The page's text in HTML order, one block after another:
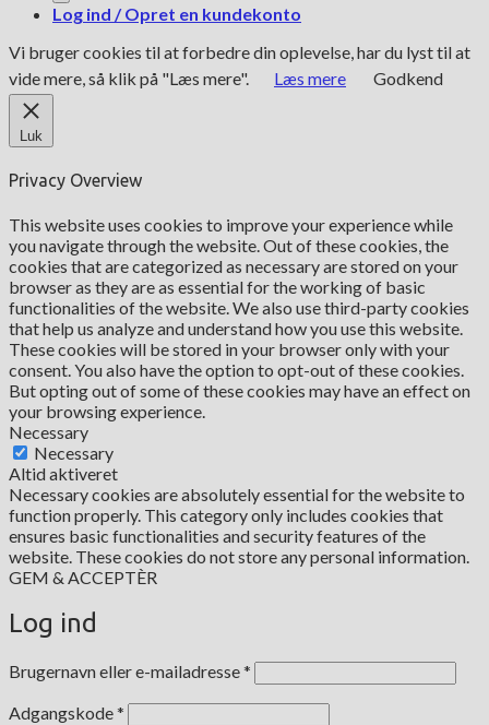
Log ind / Opret en kundekonto
Vi bruger cookies til at forbedre din oplevelse, har du lyst til at
vide mere, så klik på "Læs mere".
Læs mere Godkend
Luk
Privacy Overview
This website uses cookies to improve your experience while
you navigate through the website. Out of these cookies, the
cookies that are categorized as necessary are stored on your
browser as they are as essential for the working of basic
functionalities of the website. We also use third-party cookies
that help us analyze and understand how you use this website.
These cookies will be stored in your browser only with your
consent. You also have the option to opt-out of these cookies.
But opting out of some of these cookies may have an effect on
your browsing experience.
Necessary
Necessary
Altid aktiveret
Necessary cookies are absolutely essential for the website to
function properly. This category only includes cookies that
ensures basic functionalities and security features of the
website. These cookies do not store any personal information.
GEM & ACCEPTÈR
Log ind
Brugernavn eller e-mailadresse*
Adgangskode*